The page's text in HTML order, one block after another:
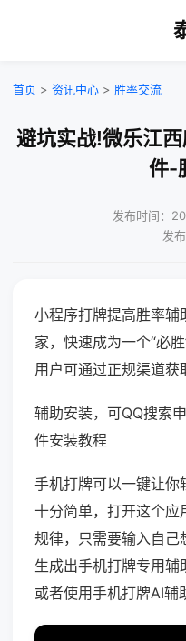
首页 > 资讯中心 > 胜率交流
避坑实战!微乐江
件-
发布时间：
发
小程序打牌提高胜率辅
家，快速成为一个“必
用户可通过正规渠道获
辅助安装，可QQ搜索
件安装教程
手机打牌可以一键让你
十分简单，打开这个应
规律，只需要输入自己
生成出手机打牌专用
或者使用手机打牌AI辅